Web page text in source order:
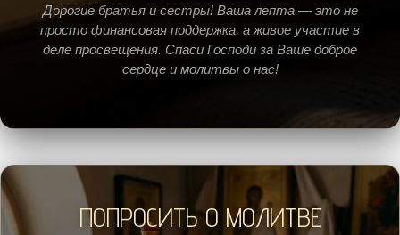
Дорогие братья и сестры! Ваша лепта — это не
просто финансовая поддержка, а живое участие в
деле просвещения. Спаси Господи за Ваше доброе
сердце и молитвы о нас!
ПОПРОСИТЬ О МОЛИТВЕ